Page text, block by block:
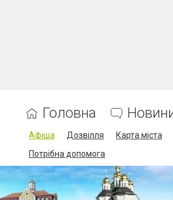
Головна
Афіша Дозвілля
Карта міста
Потрібна допомога